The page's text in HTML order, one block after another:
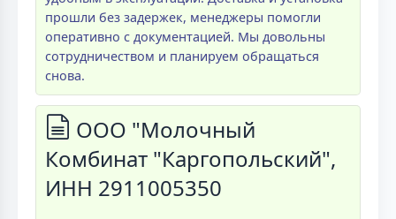
прошли без задержек, менеджеры помогли
оперативно с документацией. Мы довольны
сотрудничеством и планируем обращаться
снова.
ООО "Молочный
Комбинат "Каргопольский",
ИНН 2911005350